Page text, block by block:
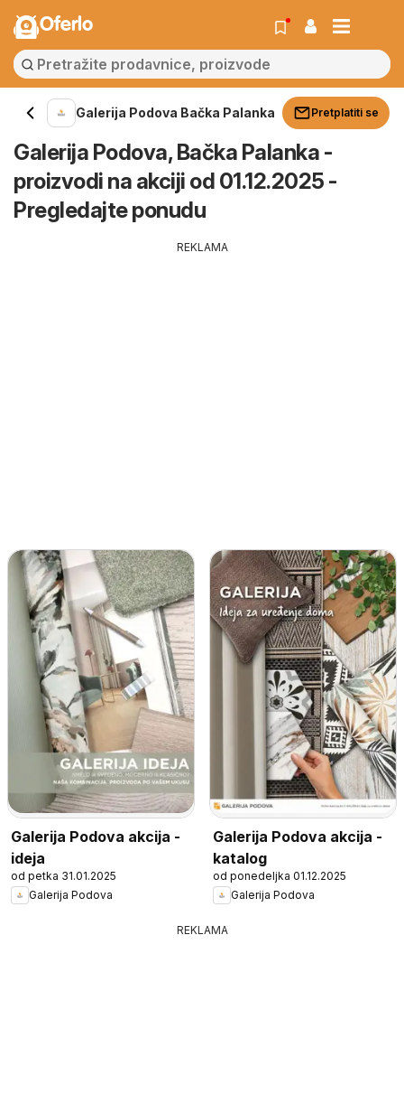
Oferlo
Galerija Podova Bačka Palanka Pretplatiti se
Galerija Podova, Bačka Palanka -
proizvodi na akciji od 01.12.2025 -
Pregledajte ponudu
REKLAMA
Galerija Podova akcija -
ideja
od petka 31.01.2025
Galerija Podova
Galerija Podova akcija -
katalog
od ponedeljka 01.12.2025
Galerija Podova
REKLAMA